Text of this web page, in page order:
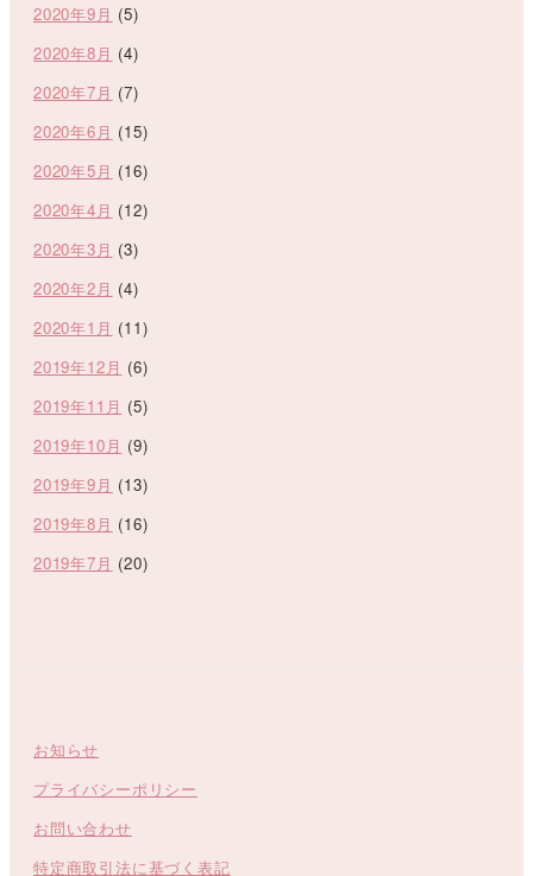
2020年9月 (5)
2020年8月 (4)
2020年7月 (7)
2020年6月 (15)
2020年5月 (16)
2020年4月 (12)
2020年3月 (3)
2020年2月 (4)
2020年1月 (11)
2019年12月 (6)
2019年11月 (5)
2019年10月 (9)
2019年9月 (13)
2019年8月 (16)
2019年7月 (20)
お知らせ
プライバシーポリシー
お問い合わせ
特定商取引法に基づく表記